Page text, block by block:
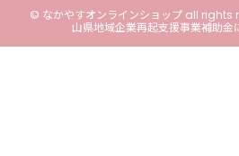
© なかやすオンラインショップ all rights
山県地域企業再起支援事業補助金